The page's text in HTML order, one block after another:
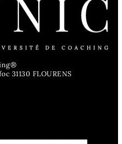
31130 FLOURENS